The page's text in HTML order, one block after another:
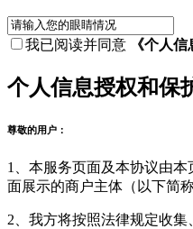
我已阅读并同意 《个人
个人信息授权和保
尊敬的用户：
1、本服务页面及本协议由
面展示的商户主体（以下简称
2、我方将按照法律规定收集